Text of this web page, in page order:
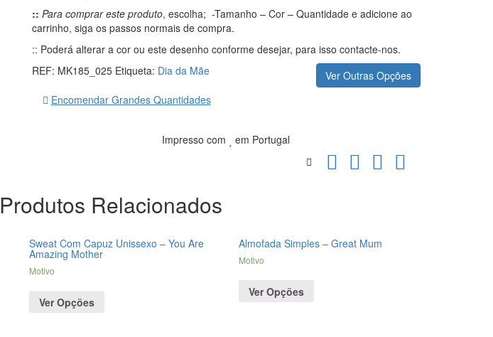
:: Para comprar este produto, escolha; -Tamanho – Cor – Quantidade e adicione ao
carrinho, siga os passos normais de compra.
:: Poderá alterar a cor ou este desenho conforme desejar, para isso contacte-nos.
Ver Outras Opções
REF: MK185_025 Etiqueta: Dia da Mãe
Encomendar Grandes Quantidades
Impresso com em Portugal
Produtos Relacionados
Sweat Com Capuz Unissexo – You Are
Amazing Mother
Motivo
Ver Opções
Almofada Simples – Great Mum
Motivo
Ver Opções